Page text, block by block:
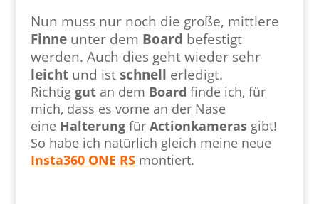
Nun muss nur noch die große, mittlere
Finneunter dem Board befestigt
werden. Auch dies geht wieder sehr
leichtund ist schnell erledigt.
Richtig gutan dem Board finde ich, für
mich, dass es vorne an der Nase
eine Halterungfür Actionkamerasgibt!
So habe ich natürlich gleich meine neue
Insta360 ONE RSmontiert.